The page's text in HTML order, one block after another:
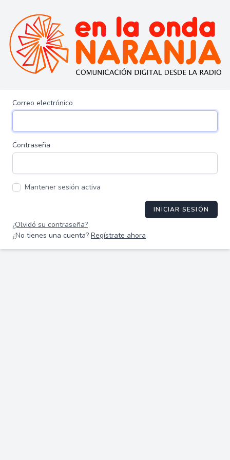
Correo electrónico
Contraseña
Mantener sesión activa
INICIAR SESIÓN
¿Olvidó su contraseña?
¿No tienes una cuenta? Regístrate ahora